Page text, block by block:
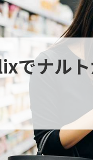
でナル